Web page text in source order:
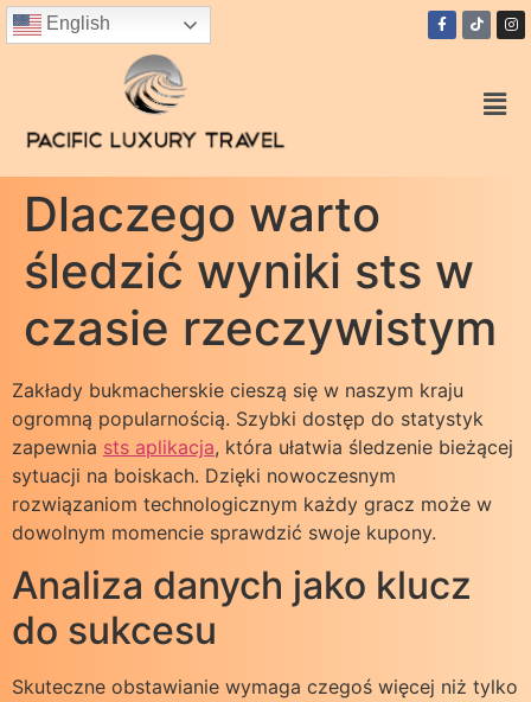
English
Dlaczego warto
śledzić wyniki sts w
czasie rzeczywistym
Zakłady bukmacherskie cieszą się w naszym kraju
ogromną popularnością. Szybki dostęp do statystyk
zapewnia sts aplikacja, która ułatwia śledzenie bieżącej
sytuacji na boiskach. Dzięki nowoczesnym
rozwiązaniom technologicznym każdy gracz może w
dowolnym momencie sprawdzić swoje kupony.
Analiza danych jako klucz
do sukcesu
Skuteczne obstawianie wymaga czegoś więcej niż tylko